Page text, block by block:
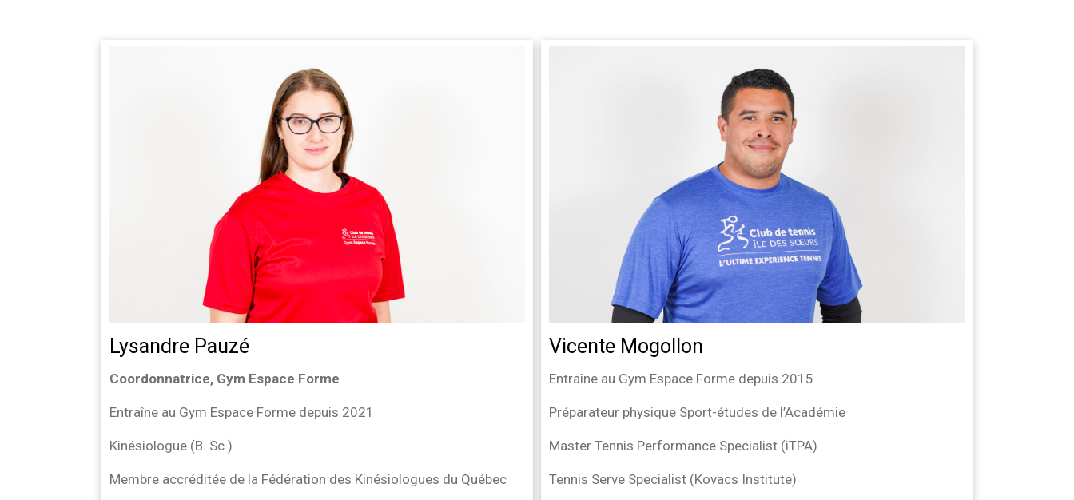
Lysandre Pauzé
Coordonnatrice, Gym Espace Forme
Entraîne au Gym Espace Forme depuis 2021
Kinésiologue (B. Sc.)
Membre accréditée de la Fédération des Kinésiologues du Québec
Vicente Mogollon
Entraîne au Gym Espace Forme depuis 2015
Préparateur physique Sport-études de l’Académie
Master Tennis Performance Specialist (iTPA)
Tennis Serve Specialist (Kovacs Institute)